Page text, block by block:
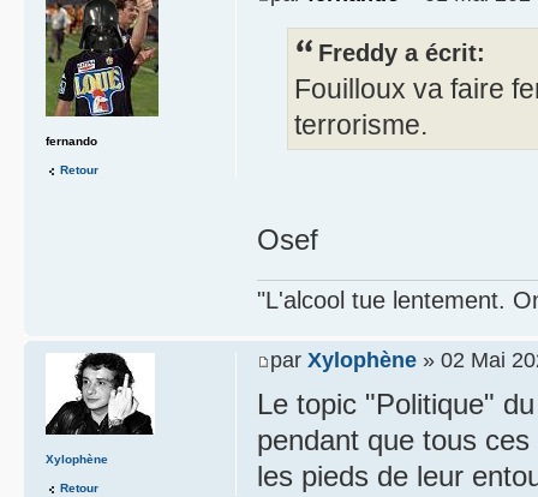
Freddy a écrit:
Fouilloux va faire
terrorisme.
Osef
"L'alcool tue lentement.
fernando
Retour
par Xylophène » 02 Mai
Le topic "Politique"
pendant que tous
les pieds de leur
Xylophène
Retour